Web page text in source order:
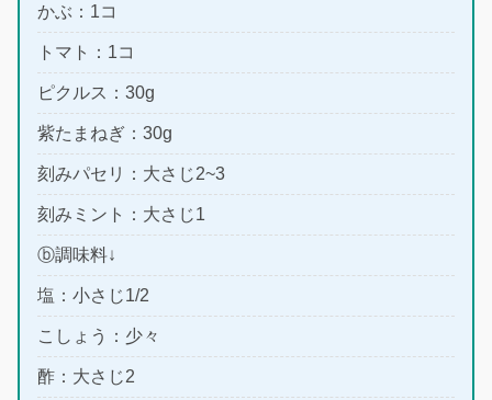
かぶ：1コ
トマト：1コ
ピクルス：30g
紫たまねぎ：30g
刻みパセリ：大さじ2~3
刻みミント：大さじ1
ⓑ調味料↓
塩：小さじ1/2
こしょう：少々
酢：大さじ2